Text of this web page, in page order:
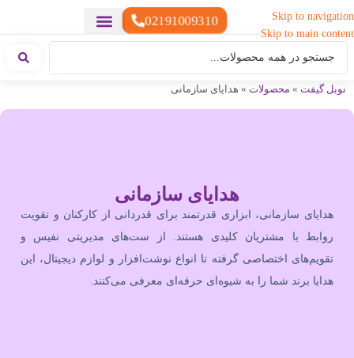
Skip to navigation
Skip to main content
02191009310
نوبل گیفت » محصولات » هدایای سازمانی
هدایای سازمانی
هدایای سازمانی، ابزاری قدرتمند برای قدردانی از کارکنان و تقویت
روابط با مشتریان کلیدی هستند. از ست‌های مدیریتی نفیس و
تقویم‌های اختصاصی گرفته تا انواع نوشت‌افزار و لوازم دیجیتال، این
هدایا برند شما را به شیوه‌ای حرفه‌ای معرفی می‌کنند.